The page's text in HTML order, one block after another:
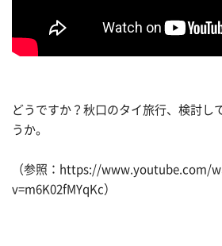
どうですか？秋口のタイ旅行、検討し
うか。
（参照：https://www.youtube.com/
v=m6K02fMYqKc）